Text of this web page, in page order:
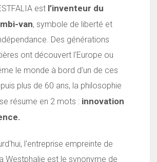
est l’inventeur du
van, symbole de liberté et
Des générations
ont découvert l'Europe ou
le monde à bord d’un de ces
plus de 60 ans, la philosophie
résume en 2 mots : innovation
l'entreprise empreinte de
Westphalie est le synonyme de